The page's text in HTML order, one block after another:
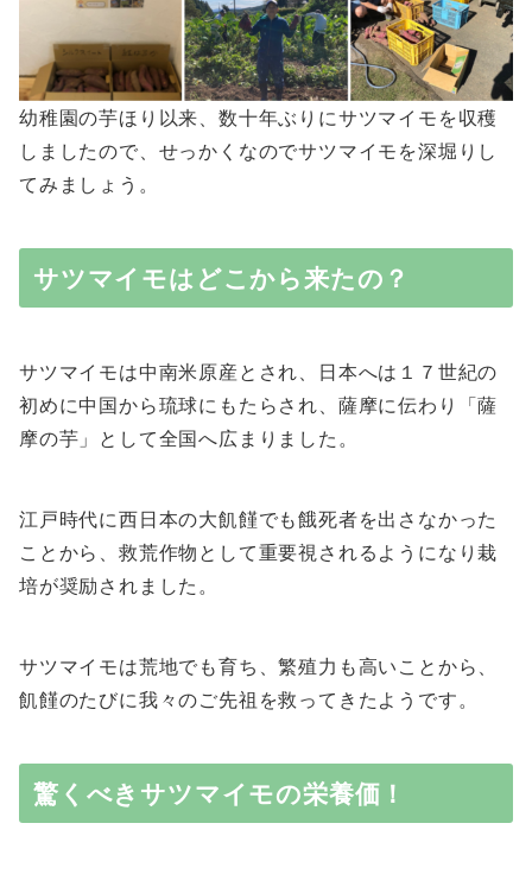
幼稚園の芋ほり以来、数十年ぶりにサツマイモを収穫
しましたので、せっかくなのでサツマイモを深堀りし
てみましょう。
サツマイモはどこから来たの？
サツマイモは中南米原産とされ、日本へは１７世紀の
初めに中国から琉球にもたらされ、薩摩に伝わり「薩
摩の芋」として全国へ広まりました。
江戸時代に西日本の大飢饉でも餓死者を出さなかった
ことから、救荒作物として重要視されるようになり栽
培が奨励されました。
サツマイモは荒地でも育ち、繁殖力も高いことから、
飢饉のたびに我々のご先祖を救ってきたようです。
驚くべきサツマイモの栄養価！